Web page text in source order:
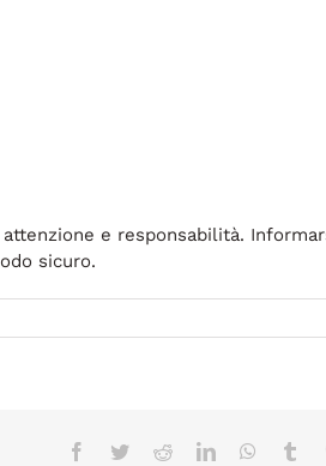
e responsabilità.
sicuro.
Facebook
TwitterRedditLinkedIn